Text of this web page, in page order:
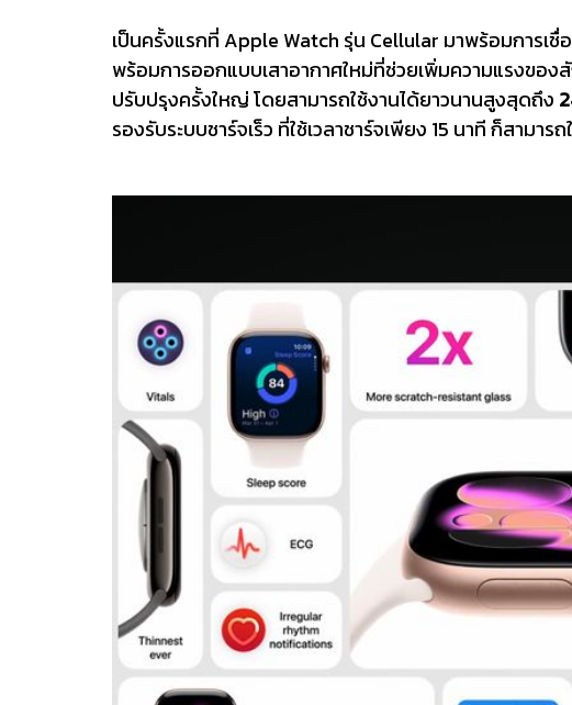
เป็นครั้งแรกที่ Apple Watch รุ่น Cellular มาพร้อมการเชื่
พร้อมการออกแบบเสาอากาศใหม่ที่ช่วยเพิ่มความแรง
ปรับปรุงครั้งใหญ่ โดยสามารถใช้งานได้ยาวนานสูงสุดถึง
รองรับระบบชาร์จเร็ว ที่ใช้เวลาชาร์จเพียง 15 นาที ก็สามาร